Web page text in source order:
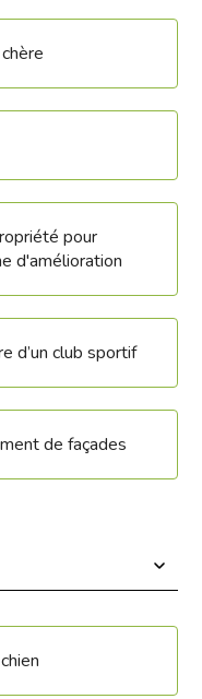
pour
d'amélioration
d’un club sportif
de façades